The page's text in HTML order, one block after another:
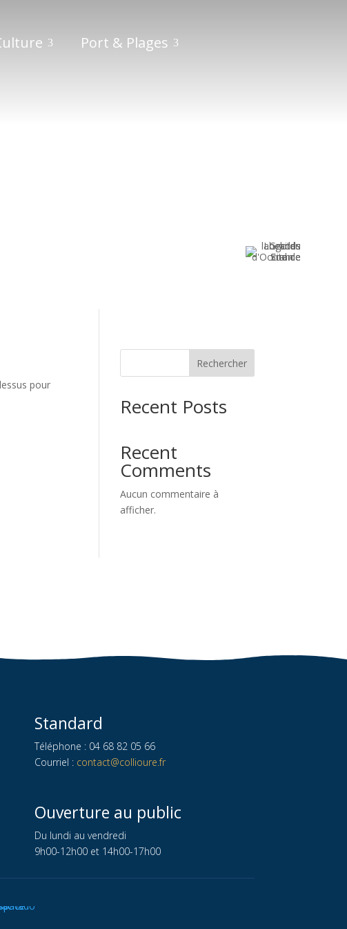
Port & Plages
pour
Rechercher
Recent Posts
Recent
Comments
Aucun commentaire à
afficher.
Standard
Téléphone : 04 68 82 05 66
Courriel : contact@collioure.fr
Ouverture au public
Du lundi au vendredi
9h00-12h00 et 14h00-17h00